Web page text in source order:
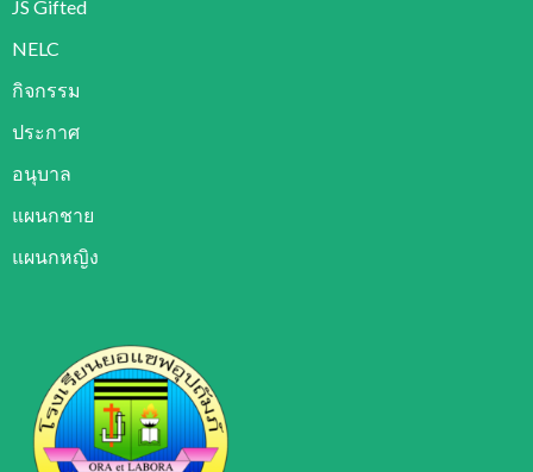
JS Gifted
NELC
กิจกรรม
ประกาศ
อนุบาล
แผนกชาย
แผนกหญิง